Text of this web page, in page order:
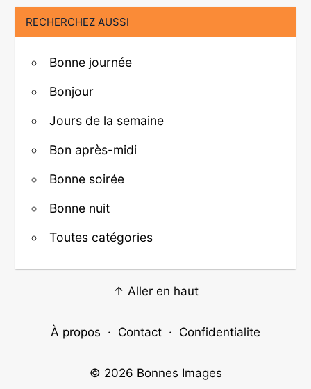
RECHERCHEZ AUSSI
Bonne journée
Bonjour
Jours de la semaine
Bon après-midi
Bonne soirée
Bonne nuit
Toutes catégories
↑ Aller en haut
À propos · Contact · Confidentialite
© 2026 Bonnes Images